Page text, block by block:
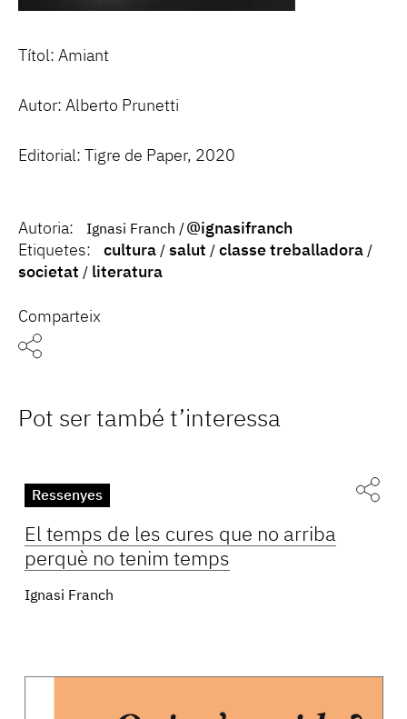
Títol: Amiant
Autor: Alberto Prunetti
Editorial: Tigre de Paper, 2020
Autoria: Ignasi Franch
@ignasifranch
Etiquetes:
cultura salut
classe treballadora
societat
literatura
Comparteix
Pot ser també t’interessa
Ressenyes
El temps de les cures que no arriba
perquè no tenim temps
Ignasi Franch